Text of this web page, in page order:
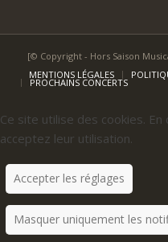
[© Copyright - Hors Saison
MENTIONS LÉGALES
PROCHAINS CONCERTS
Ce site utilise des cookies.
acceptez leur utilisation.
Accepter les réglages
Masquer uniquement les